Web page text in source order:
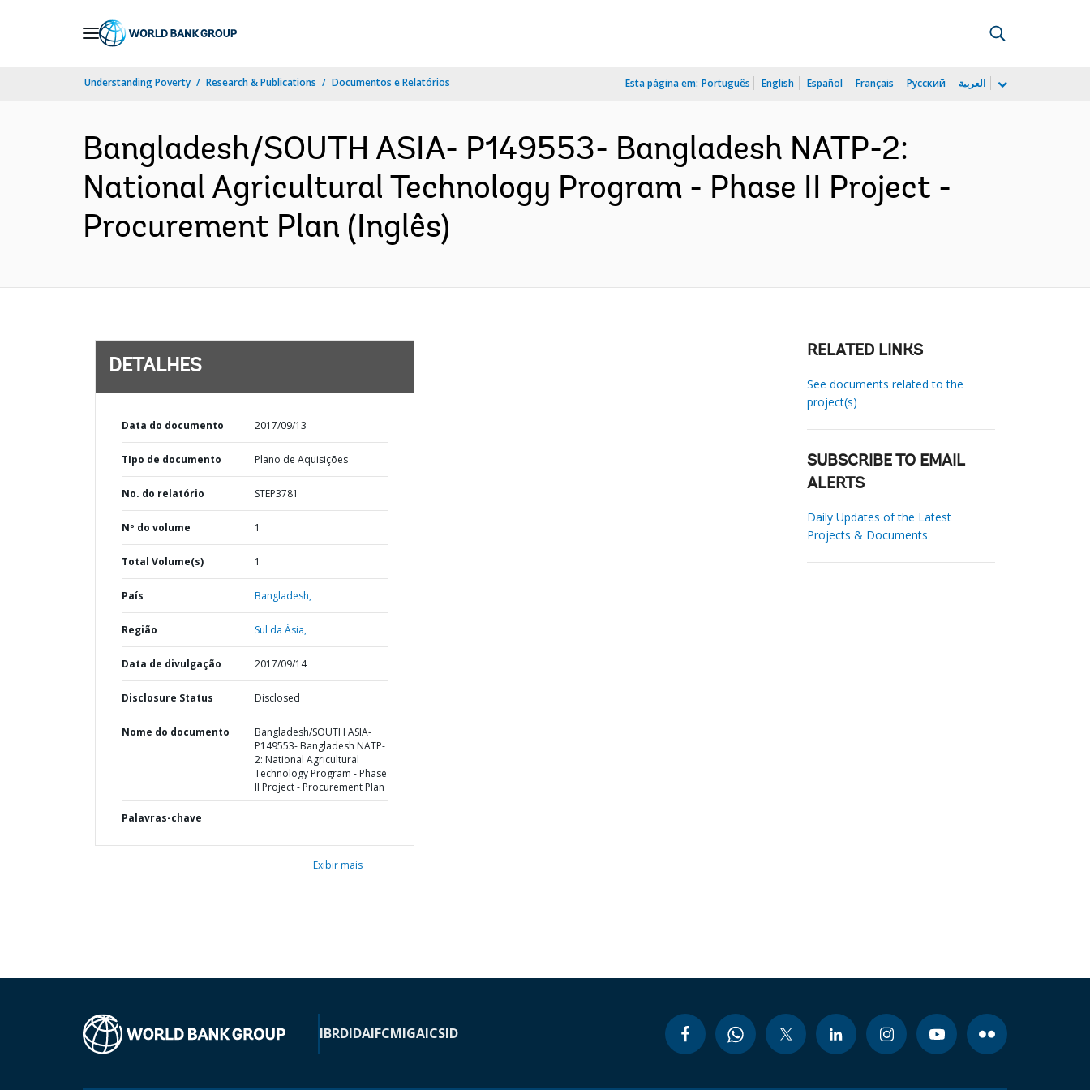
Understanding Poverty Research & Publications Documentos e Relatórios Esta página em: Português English Español Français Русский العربية
Bangladesh/SOUTH ASIA- P149553- Bangladesh NATP-2:
National Agricultural Technology Program - Phase II Project -
Procurement Plan (Inglês)
DETALHES
Data do documento 2017/09/13
TIpo de documento Plano de Aquisições
No. do relatório STEP3781
Nº do volume 1
Total Volume(s) 1
País Bangladesh,
Região Sul da Ásia,
Data de divulgação 2017/09/14
Disclosure Status Disclosed
Nome do documento
Bangladesh/SOUTH ASIA-
P149553- Bangladesh NATP-
2: National Agricultural
Technology Program - Phase
II Project - Procurement Plan
Palavras-chave
Exibir mais
RELATED LINKS
See documents related to the
project(s)
SUBSCRIBE TO EMAIL
ALERTS
Daily Updates of the Latest
Projects & Documents
IBRDIDAIFCMIGAICSID